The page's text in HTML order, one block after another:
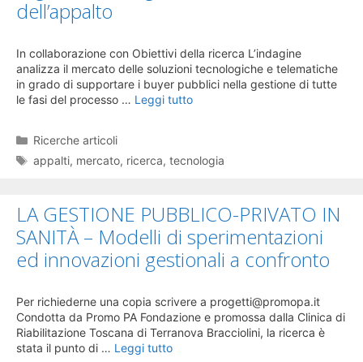
dell’appalto
In collaborazione con Obiettivi della ricerca L’indagine
analizza il mercato delle soluzioni tecnologiche e telematiche
in grado di supportare i buyer pubblici nella gestione di tutte
le fasi del processo … Leggi tutto
Categorie
Ricerche articoli
Tag
appalti, mercato, ricerca,tecnologia
LA GESTIONE PUBBLICO-PRIVATO IN
SANITÀ – Modelli di sperimentazioni
ed innovazioni gestionali a confronto
Per richiederne una copia scrivere a progetti@promopa.it
Condotta da Promo PA Fondazione e promossa dalla Clinica di
Riabilitazione Toscana di Terranova Bracciolini, la ricerca è
stata il punto di … Leggi tutto